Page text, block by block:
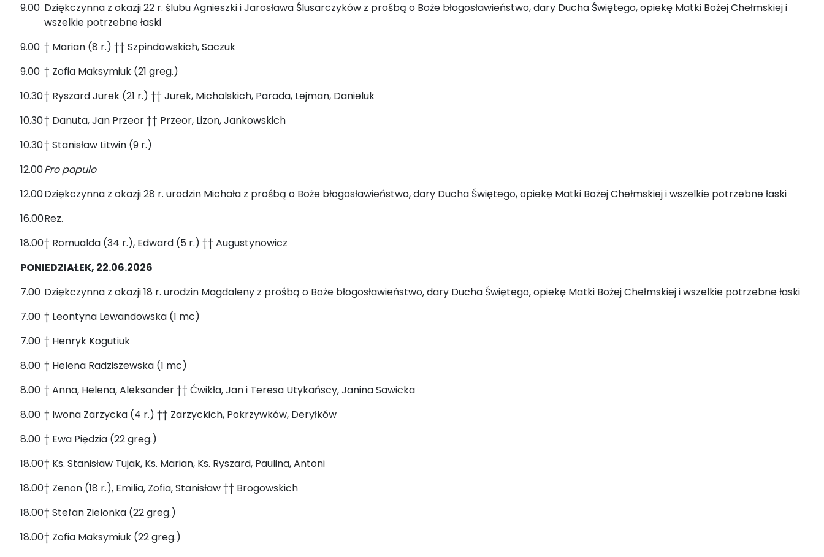
9.00 Dziękczynna z okazji 22 r. ślubu Agnieszki i Jarosława Ślusarczyków z prośbą o Boże błogosławieństwo, dary Ducha Świętego, opiekę Matki Bożej Chełmskiej i
wszelkie potrzebne łaski
9.00 † Marian (8 r.) †† Szpindowskich, Saczuk
9.00 † Zofia Maksymiuk (21 greg.)
10.30† Ryszard Jurek (21 r.) †† Jurek, Michalskich, Parada, Lejman, Danieluk
10.30† Danuta, Jan Przeor †† Przeor, Lizon, Jankowskich
10.30† Stanisław Litwin (9 r.)
12.00Pro populo
12.00Dziękczynna z okazji 28 r. urodzin Michała z prośbą o Boże błogosławieństwo, dary Ducha Świętego, opiekę Matki Bożej Chełmskiej i wszelkie potrzebne łaski
16.00Rez.
18.00† Romualda (34 r.), Edward (5 r.) †† Augustynowicz
PONIEDZIAŁEK, 22.06.2026
7.00 Dziękczynna z okazji 18 r. urodzin Magdaleny z prośbą o Boże błogosławieństwo, dary Ducha Świętego, opiekę Matki Bożej Chełmskiej i wszelkie potrzebne łaski
7.00 † Leontyna Lewandowska (1 mc)
7.00 † Henryk Kogutiuk
8.00 † Helena Radziszewska (1 mc)
8.00 † Anna, Helena, Aleksander †† Ćwikła, Jan i Teresa Utykańscy, Janina Sawicka
8.00 † Iwona Zarzycka (4 r.) †† Zarzyckich, Pokrzywków, Deryłków
8.00 † Ewa Piędzia (22 greg.)
18.00† Ks. Stanisław Tujak, Ks. Marian, Ks. Ryszard, Paulina, Antoni
18.00† Zenon (18 r.), Emilia, Zofia, Stanisław †† Brogowskich
18.00† Stefan Zielonka (22 greg.)
18.00† Zofia Maksymiuk (22 greg.)